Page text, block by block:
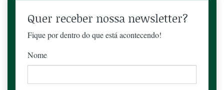
Quer receber nossa newsletter?
Fique por dentro do que está acontecendo!
Nome